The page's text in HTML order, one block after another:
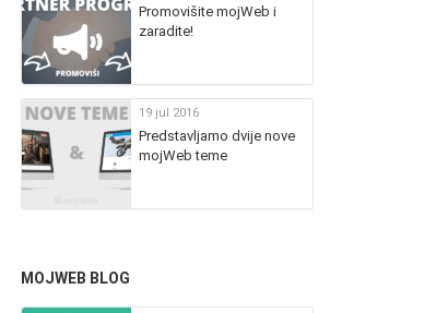
Promovišite mojWeb i
zaradite!
19 jul 2016
Predstavljamo dvije nove
mojWeb teme
MOJWEB BLOG